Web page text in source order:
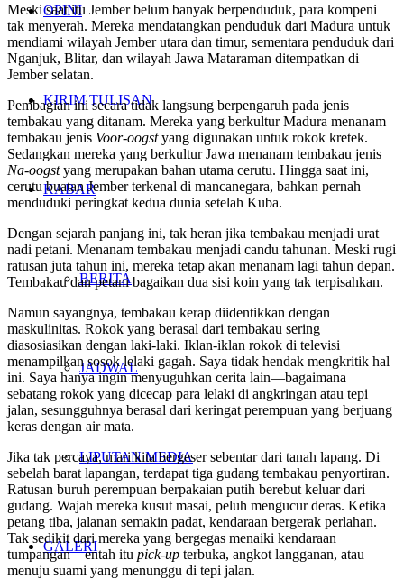
OPINI
KIRIM TULISAN
KABAR
BERITA
JADWAL
LIPUTAN MEDIA
GALERI
Meski saat itu Jember belum banyak berpenduduk, para kompeni
tak menyerah. Mereka mendatangkan penduduk dari Madura untuk
mendiami wilayah Jember utara dan timur, sementara penduduk dari
Nganjuk, Blitar, dan wilayah Jawa Mataraman ditempatkan di
Jember selatan.
Pembagian ini secara tidak langsung berpengaruh pada jenis
tembakau yang ditanam. Mereka yang berkultur Madura menanam
tembakau jenis Voor-oogstyang digunakan untuk rokok kretek.
Sedangkan mereka yang berkultur Jawa menanam tembakau jenis
Na-oogstyang merupakan bahan utama cerutu. Hingga saat ini,
cerutu buatan Jember terkenal di mancanegara, bahkan pernah
menduduki peringkat kedua dunia setelah Kuba.
Dengan sejarah panjang ini, tak heran jika tembakau menjadi urat
nadi petani. Menanam tembakau menjadi candu tahunan. Meski rugi
ratusan juta tahun ini, mereka tetap akan menanam lagi tahun depan.
Tembakau dan petani bagaikan dua sisi koin yang tak terpisahkan.
Namun sayangnya, tembakau kerap diidentikkan dengan
maskulinitas. Rokok yang berasal dari tembakau sering
diasosiasikan dengan laki-laki. Iklan-iklan rokok di televisi
menampilkan sosok lelaki gagah. Saya tidak hendak mengkritik hal
ini. Saya hanya ingin menyuguhkan cerita lain—bagaimana
sebatang rokok yang dicecap para lelaki di angkringan atau tepi
jalan, sesungguhnya berasal dari keringat perempuan yang berjuang
keras dengan air mata.
Jika tak percaya, mari kita bergeser sebentar dari tanah lapang. Di
sebelah barat lapangan, terdapat tiga gudang tembakau penyortiran.
Ratusan buruh perempuan berpakaian putih berebut keluar dari
gudang. Wajah mereka kusut masai, peluh mengucur deras. Ketika
petang tiba, jalanan semakin padat, kendaraan bergerak perlahan.
Tak sedikit dari mereka yang bergegas menaiki kendaraan
tumpangan—entah itu pick-up terbuka, angkot langganan, atau
menuju suami yang menunggu di tepi jalan.